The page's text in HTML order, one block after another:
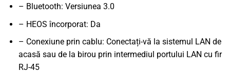
– Bluetooth: Versiunea 3.0
– HEOS încorporat: Da
– Conexiune prin cablu: Conectați-vă la sistemul LAN de
acasă sau de la birou prin intermediul portului LAN cu fir
RJ-45